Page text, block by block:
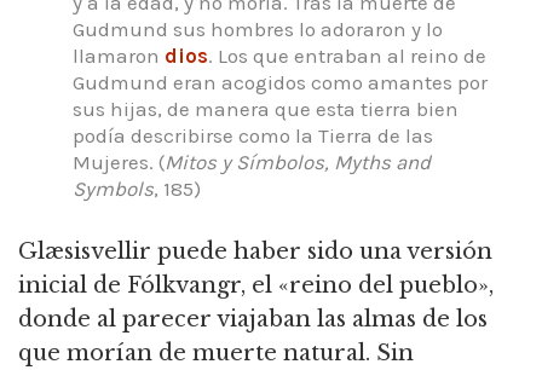
Gudmund sus hombres lo adoraron y lo
llamaron dios. Los que entraban al reino de
Gudmund eran acogidos como amantes por
sus hijas, de manera que esta tierra bien
podía describirse como la Tierra de las
Mujeres. (Mitos y Símbolos, Myths and
Symbols, 185)
Glæsisvellir puede haber sido una versión
inicial de Fólkvangr, el «reino del pueblo»,
donde al parecer viajaban las almas de los
que morían de muerte natural. Sin